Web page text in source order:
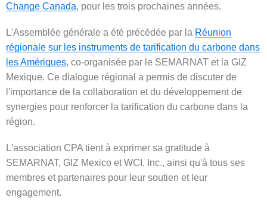
Change Canada, pour les trois prochaines années.
L'Assemblée générale a été précédée par la Réunion
régionale sur les instruments de tarification du carbone dans
les Amériques, co-organisée par le SEMARNAT et la GIZ
Mexique. Ce dialogue régional a permis de discuter de
l'importance de la collaboration et du développement de
synergies pour renforcer la tarification du carbone dans la
région.
L'association CPA tient à exprimer sa gratitude à
SEMARNAT, GIZ Mexico et WCI, Inc., ainsi qu'à tous ses
membres et partenaires pour leur soutien et leur
engagement.